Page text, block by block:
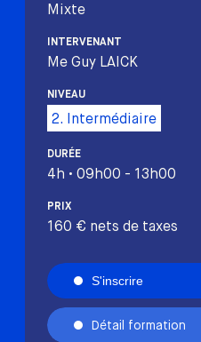
Mixte
INTERVENANT
Me Guy LAICK
NIVEAU
2. Intermédiaire
DURÉE
4h • 09h00 - 13h00
PRIX
160 € nets de taxes
S'inscrire
Détail formation